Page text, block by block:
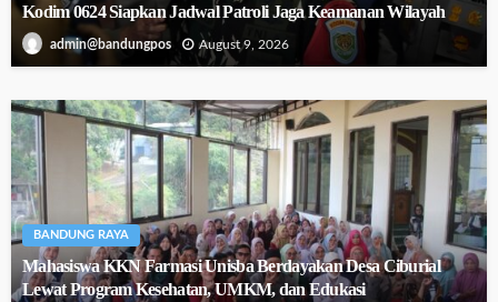
Kodim 0624 Siapkan Jadwal Patroli Jaga Keamanan Wilayah
admin@bandungpos August 9, 2026
BANDUNG RAYA
Mahasiswa KKN Farmasi Unisba Berdayakan Desa Ciburial
Lewat Program Kesehatan, UMKM, dan Edukasi